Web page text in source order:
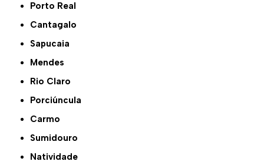
Porto Real
Cantagalo
Sapucaia
Mendes
Rio Claro
Porciúncula
Carmo
Sumidouro
Natividade